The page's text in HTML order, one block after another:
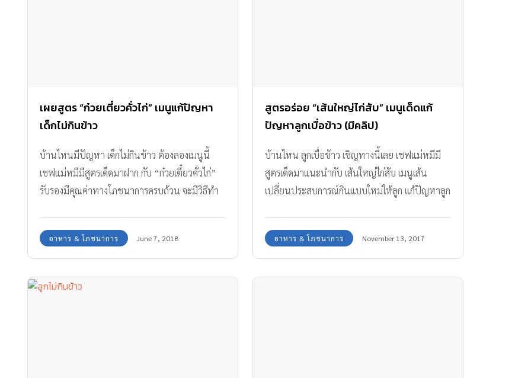
เผยสูตร “ก๋วยเตี๋ยวคั่วไก่” เมนูแก้ปัญหา
เด็กไม่กินข้าว
บ้านไหนมีปัญหา เด็กไม่กินข้าว ต้องลองเมนูนี้
เชฟแม่หมีมีสูตรเด็ดมาฝาก กับ “ก๋วยเตี๋ยวคั่วไก่”
รับรองมีคุณค่าทางโภชนาการครบถ้วน จะมีวิธีทำ
อาหาร & โภชนาการ June 7, 2018
สูตรอร่อย “เส้นใหญ่ไก่สับ” เมนูเด็ดแก้
ปัญหาลูกเบื่อข้าว (มีคลิป)
บ้านไหน ลูกเบื่อข้าว เชิญทางนี้เลย เชฟแม่หมีมี
สูตรเด็ดมาแนะนำกับ เส้นใหญ่ไก่สับ เมนูเส้น
เปลี่ยนประสบการณ์กินแบบใหม่ให้ลูก แก้ปัญหาลูก
อาหาร & โภชนาการ November 13, 2017